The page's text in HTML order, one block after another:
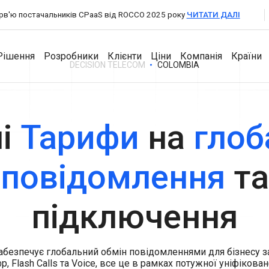
постачальників CPaaS від ROCCO 2025 року ЧИТАТИ ДАЛІ
Продукти
Messaging Dashboard
Потужна універсальна платформа для бізнес-
Business Chat
двостороннім обміном повідомлень.
для Партнерів
A2P Messaging
Збільшіть обсяг SMS-трафіку з глобальним покриттям
через прямі підключення до операторів.
Високоякісні голосові виклики з надійною глобальною
маршрутизацією.
Розробники
Розробники
API Documentation
Клієнти Ціни Компанія
Про компанію
Новини та події
Кар'єра
Контакти
Країни
DECISION TELECOM
COLOMBIA
Тарифи на
повідомлення та
підключення
глобальний обмін повідомленнями для бізнесу
Flash Calls та Voice, все це в рамках потужної